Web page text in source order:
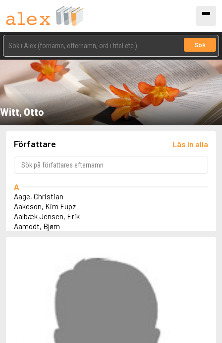
Sök
Witt, Otto
Författare Läs in alla
A
Aage, Christian
Aakeson, Kim Fupz
Aalbæk Jensen, Erik
Aamodt, Bjørn
Abbott, Megan
Abdel-Fattah, Randa
Abdolah, Kader
Abgarjan, Narine